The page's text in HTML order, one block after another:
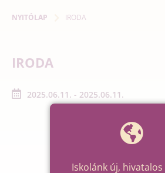
NYITÓLAP IRODA
IRODA
2025.06.11. - 2025.06.11.
Iskolánk új,